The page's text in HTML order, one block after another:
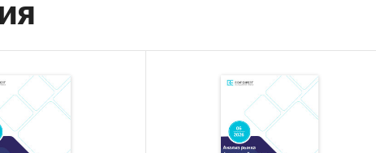
т. Увеличение спроса на данную продукцию будет
производителей пластмасс, красителей и
рынка аминов в 2007-2011 гг, прогноз на
включает важнейшие данные, необходимые для